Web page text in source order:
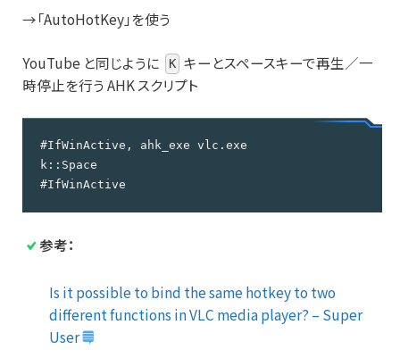
→「AutoHotKey」を使う
YouTube と同じように K キーとスペースキーで再生／一
時停止を行う AHK スクリプト
#IfWinActive, ahk_exe vlc.exe
k::Space
#IfWinActive
参考：
Is it possible to bind the same hotkey to two
different functions in VLC media player? – Super
User